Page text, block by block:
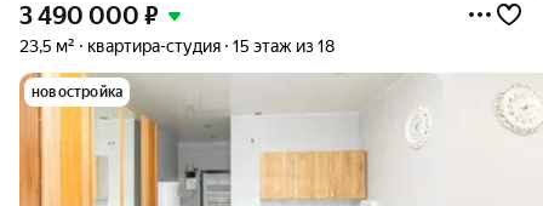
3 490 000 ₽
23,5 м² квартира-студия 15 этаж из 18
новостройка